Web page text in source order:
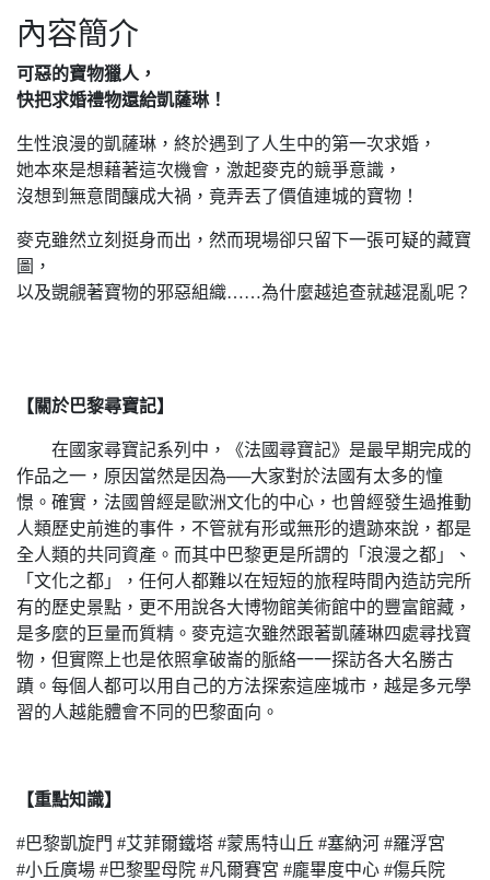
內容簡介
可惡的寶物獵人，
快把求婚禮物還給凱薩琳！
生性浪漫的凱薩琳，終於遇到了人生中的第一次求婚，
她本來是想藉著這次機會，激起麥克的競爭意識，
沒想到無意間釀成大禍，竟弄丟了價值連城的寶物！
麥克雖然立刻挺身而出，然而現場卻只留下一張可疑的藏寶
圖，
以及覬覦著寶物的邪惡組織……為什麼越追查就越混亂呢？
【關於巴黎尋寶記】
在國家尋寶記系列中，《法國尋寶記》是最早期完成的
作品之一，原因當然是因為──大家對於法國有太多的憧
憬。確實，法國曾經是歐洲文化的中心，也曾經發生過推動
人類歷史前進的事件，不管就有形或無形的遺跡來說，都是
全人類的共同資產。而其中巴黎更是所謂的「浪漫之都」、
「文化之都」，任何人都難以在短短的旅程時間內造訪完所
有的歷史景點，更不用說各大博物館美術館中的豐富館藏，
是多麼的巨量而質精。麥克這次雖然跟著凱薩琳四處尋找寶
物，但實際上也是依照拿破崙的脈絡一一探訪各大名勝古
蹟。每個人都可以用自己的方法探索這座城市，越是多元學
習的人越能體會不同的巴黎面向。
【重點知識】
#巴黎凱旋門 #艾菲爾鐵塔 #蒙馬特山丘 #塞納河 #羅浮宮
#小丘廣場 #巴黎聖母院 #凡爾賽宮 #龐畢度中心 #傷兵院